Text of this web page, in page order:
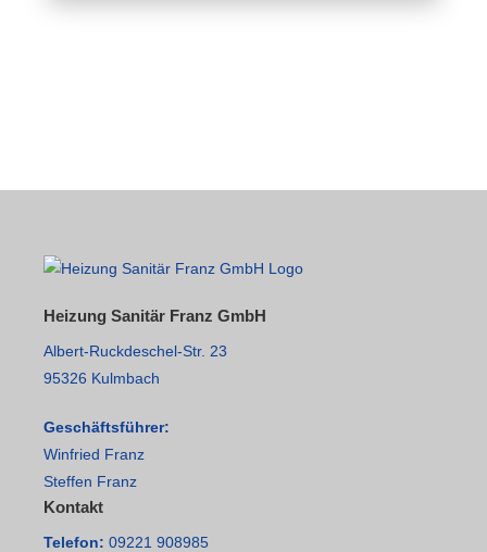
Heizung Sanitär Franz GmbH
Albert-Ruckdeschel-Str. 23
95326 Kulmbach
Geschäftsführer:
Winfried Franz
Steffen Franz
Kontakt
Telefon: 09221 908985